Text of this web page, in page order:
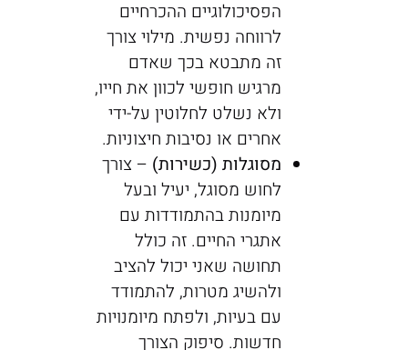
הפסיכולוגיים ההכרחיים
לרווחה נפשית. מילוי צורך
זה מתבטא בכך שאדם
מרגיש חופשי לכוון את חייו,
ולא נשלט לחלוטין על-ידי
אחרים או נסיבות חיצוניות.
מסוגלות (כשירות)– צורך
לחוש מסוגל, יעיל ובעל
מיומנות בהתמודדות עם
אתגרי החיים. זה כולל
תחושה שאני יכול להציב
ולהשיג מטרות, להתמודד
עם בעיות, ולפתח מיומנויות
חדשות. סיפוק הצורך